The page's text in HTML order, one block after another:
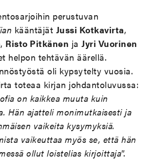
perustuvan
kääntäjät Jussi Kotkavirta,
, Risto Pitkänen jaJyri Vuorinen
helpon tehtävän äärellä.
oli kypsytelty vuosia.
toteaa kirjan johdantoluvussa:
on kaikkea muuta kuin
Hän ajatteli monimutkaisesti ja
vaikeita kysymyksiä.
vaikeuttaa myös se, että hän
ollut loistelias kirjoittaja”.